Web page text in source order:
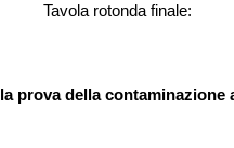
Tavola rotonda finale:
prova della